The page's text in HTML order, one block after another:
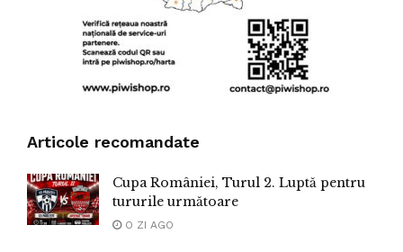
Articole recomandate
Cupa României, Turul 2. Luptă pentru
tururile următoare
O ZI AGO